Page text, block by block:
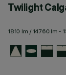
Twilight
1810 lm / 14760 lm -